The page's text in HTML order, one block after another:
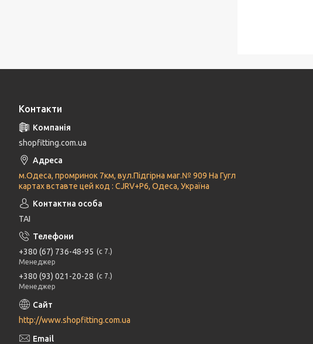
Контакти
shopfitting.com.ua
м.Одеса, промринок 7км, вул.Підгірна маг.№ 909 На Гугл
картах вставте цей код : CJRV+P6, Одеса, Україна
ТАІ
+380 (67) 736-48-95
с 7.
Менеджер
+380 (93) 021-20-28
с 7.
Менеджер
http://www.shopfitting.com.ua